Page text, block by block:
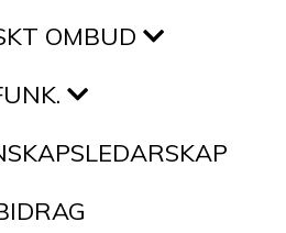
OMBUD